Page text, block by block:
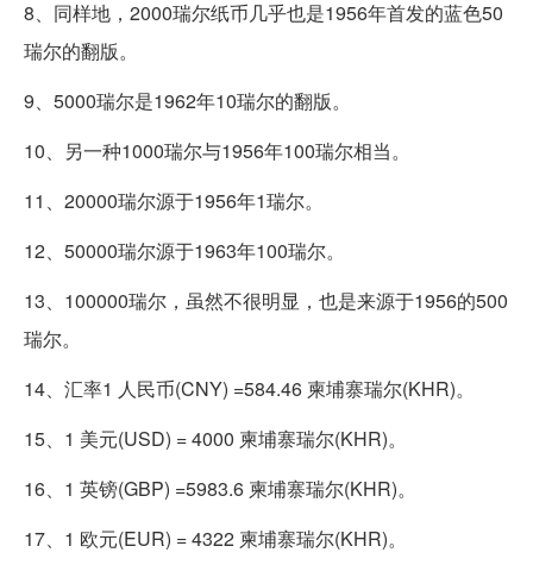
8、同样地，2000瑞尔纸币几乎也是1956年首发的蓝色50
瑞尔的翻版。
9、5000瑞尔是1962年10瑞尔的翻版。
10、另一种1000瑞尔与1956年100瑞尔相当。
11、20000瑞尔源于1956年1瑞尔。
12、50000瑞尔源于1963年100瑞尔。
13、100000瑞尔，虽然不很明显，也是来源于1956的500
瑞尔。
14、汇率1 人民币(CNY) =584.46 柬埔寨瑞尔(KHR)。
15、1 美元(USD) = 4000 柬埔寨瑞尔(KHR)。
16、1 英镑(GBP) =5983.6 柬埔寨瑞尔(KHR)。
17、1 欧元(EUR) = 4322 柬埔寨瑞尔(KHR)。